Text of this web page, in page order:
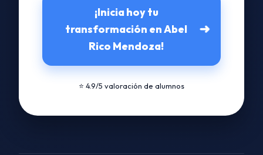
¡Inicia hoy tu
transformación en Abel
Rico Mendoza!
➜
⭐ 4.9/5 valoración de alumnos